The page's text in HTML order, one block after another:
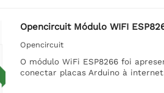
Opencircuit Módulo WIFI
Opencircuit
O módulo WiFi ESP8266 foi
conectar placas Arduino à